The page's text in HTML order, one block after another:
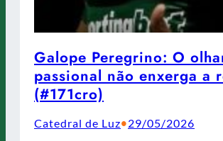
Galope Peregrino: O
passional não enxerga a
(#171cro)
Catedral de Luz•29/05/2026